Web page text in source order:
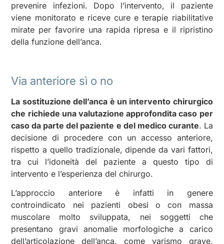
prevenire infezioni. Dopo l’intervento, il paziente
viene monitorato e riceve cure e terapie riabilitative
mirate per favorire una rapida ripresa e il ripristino
della funzione dell’anca.
Via anteriore sì o no
La sostituzione dell’anca è un intervento chirurgico
che richiede una valutazione approfondita caso per
caso da parte del paziente e del medico curante. La
decisione di procedere con un accesso anteriore,
rispetto a quello tradizionale, dipende da vari fattori,
tra cui l’idoneità del paziente a questo tipo di
intervento e l’esperienza del chirurgo.
L’approccio anteriore è infatti in genere
controindicato nei pazienti obesi o con massa
muscolare molto sviluppata, nei soggetti che
presentano gravi anomalie morfologiche a carico
dell’articolazione dell’anca, come varismo grave,